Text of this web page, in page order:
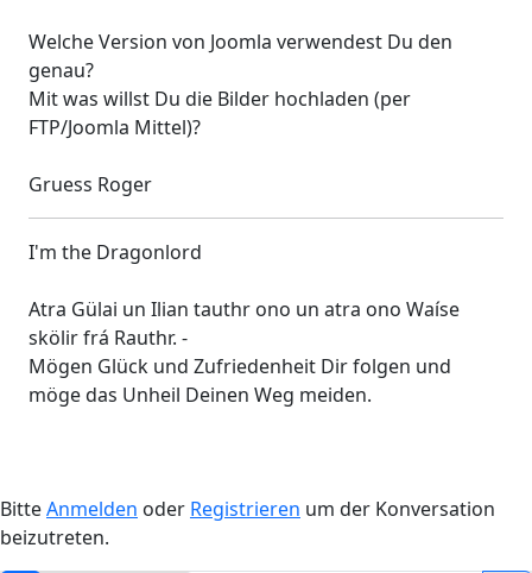
Welche Version von Joomla verwendest Du den
genau?
Mit was willst Du die Bilder hochladen (per
FTP/Joomla Mittel)?
Gruess Roger
I'm the Dragonlord
Atra Gülai un Ilian tauthr ono un atra ono Waíse
skölir frá Rauthr. -
Mögen Glück und Zufriedenheit Dir folgen und
möge das Unheil Deinen Weg meiden.
BitteAnmelden oder Registrieren um der Konversation
beizutreten.